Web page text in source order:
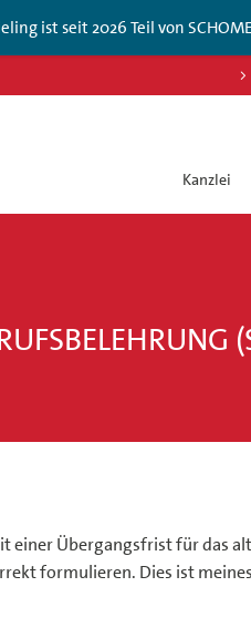
ist seit 2026 Teil von
Kanzlei
einer Übergangsfrist für das
formulieren. Dies ist